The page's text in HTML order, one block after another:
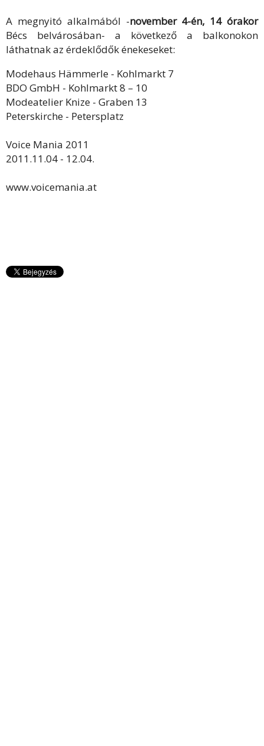
A megnyitó alkalmából -november 4-én, 14 órakor
Bécs belvárosában- a következő a balkonokon
láthatnak az érdeklődők énekeseket:
Modehaus Hämmerle - Kohlmarkt 7
BDO GmbH - Kohlmarkt 8 – 10
Modeatelier Knize - Graben 13
Peterskirche - Petersplatz
Voice Mania 2011
2011.11.04 - 12.04.
www.voicemania.at